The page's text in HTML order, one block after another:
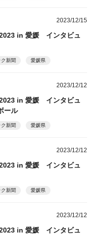
2023/12/15
in 愛媛 インタビュ
新聞 愛媛県
2023/12/12
in 愛媛 インタビュ
ール
新聞 愛媛県
2023/12/12
in 愛媛 インタビュ
新聞 愛媛県
2023/12/12
in 愛媛 インタビュ